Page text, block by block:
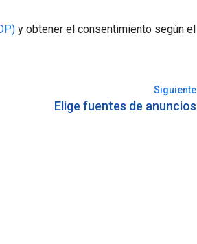
y obtener el consentimiento según el
Siguiente
Elige fuentes de anuncios